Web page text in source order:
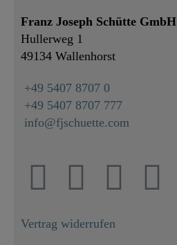
Franz Joseph Schütte GmbH
Hullerweg 1
49134 Wallenhorst
+49 5407 8707 0
+49 5407 8707 777
info@fjschuette.com
Vertrag widerrufen